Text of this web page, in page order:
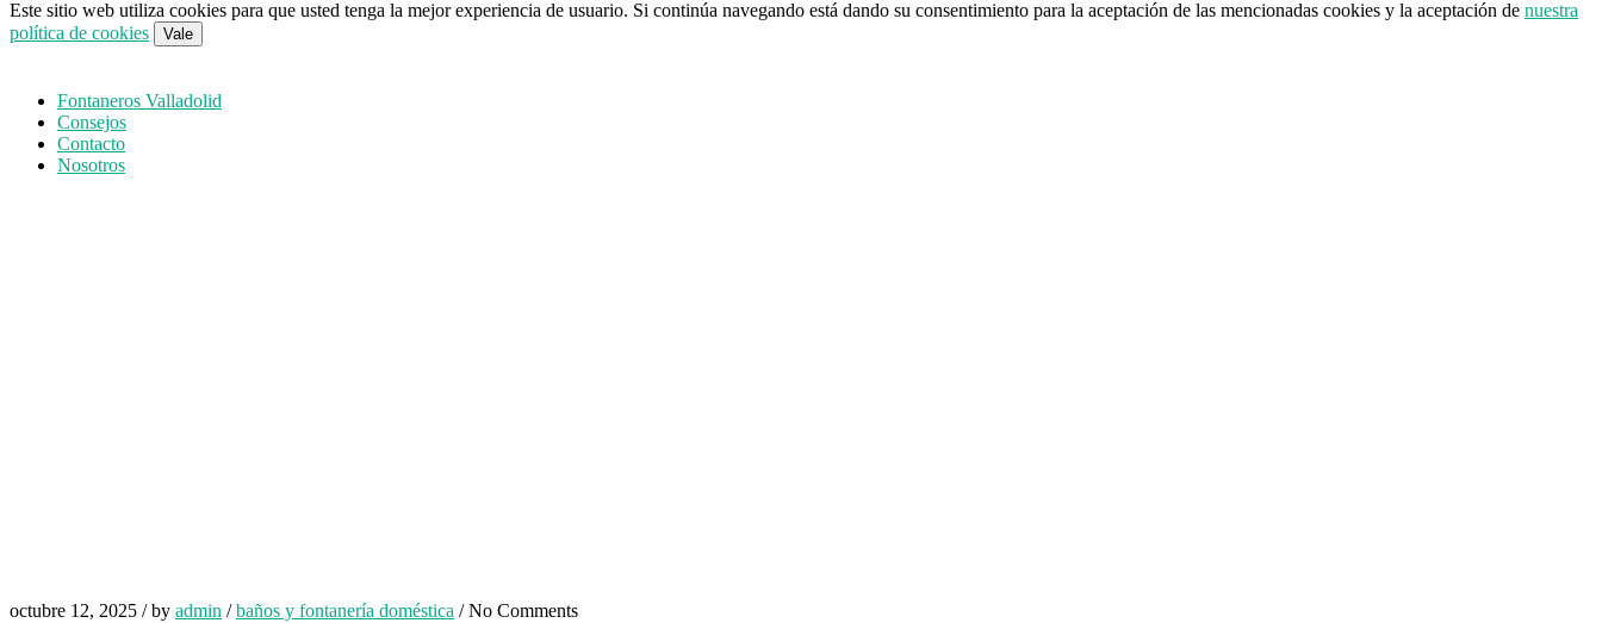
Fontaneros Valladolid
Consejos
Contacto
Nosotros
octubre 12, 2025 /by admin /baños y fontanería doméstica /No Comments
Este sitio web utiliza cookies para que usted tenga la mejor experiencia de usuario. Si continúa navegando está dando su consentimiento para la aceptación de las mencionadas cookies y la aceptación de nuestra
política de cookies
Vale